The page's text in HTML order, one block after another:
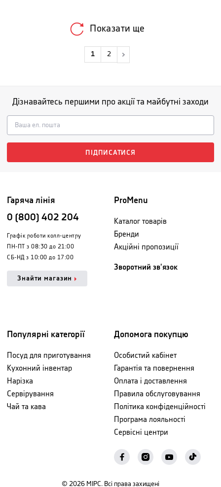
Показати ще
1 2
Дізнавайтесь першими про акції та майбутні заходи
ПІДПИСАТИСЯ
Гаряча лінія
0 (800) 402 204
Графік роботи колл-центру
ПН-ПТ з 08:30 до 21:00
СБ-НД з 10:00 до 17:00
Знайти магазин
ProMenu
Каталог товарів
Бренди
Акційні пропозиції
Зворотний зв'язок
Популярні категорії
Посуд для приготування
Кухонний інвентар
Нарізка
Сервірування
Чай та кава
Допомога покупцю
Особистий кабінет
Гарантія та повернення
Оплата і доставлення
Правила обслуговування
Політика конфіденційності
Програма лояльності
Сервісні центри
© 2026 МІРС. Всі права захищені